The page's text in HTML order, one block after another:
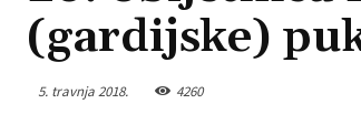
(gardijske)
5. travnja 2018. 4260